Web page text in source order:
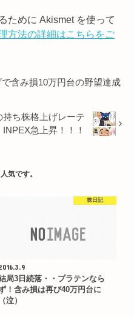
ために Akismet を使って
方法の詳細はこちらをご
含み損10万円台の野望達成
ち株格上げレーテ
INPEX急上昇！！！
気です。
株日記
局3日続落・・プラテンなら
！含み損は再び40万円台に
（泣）